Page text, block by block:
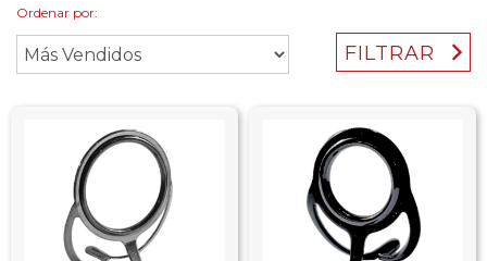
Ordenar por:
FILTRAR